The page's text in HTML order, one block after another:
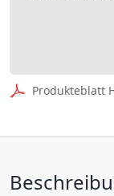
Produkteblatt